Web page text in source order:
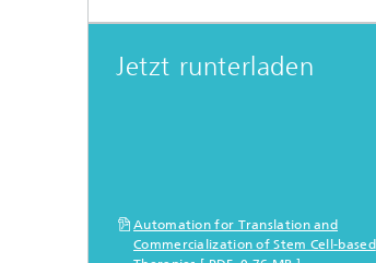
Jetzt runterladen
Automation for Translation and
Commercialization of Stem Cell-based